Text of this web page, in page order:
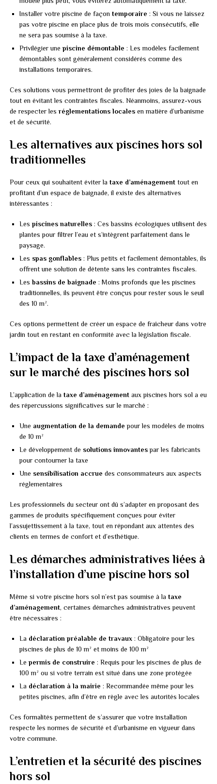
Installer votre piscine de façon temporaire : Si vous ne laissez
pas votre piscine en place plus de trois mois consécutifs, elle
ne sera pas soumise à la taxe.
Privilégier une piscine démontable : Les modèles facilement
démontables sont généralement considérés comme des
installations temporaires.
Ces solutions vous permettront de profiter des joies de la baignade
tout en évitant les contraintes fiscales. Néanmoins, assurez-vous
de respecter les réglementations locales en matière d’urbanisme
et de sécurité.
Les alternatives aux piscines hors sol
traditionnelles
Pour ceux qui souhaitent éviter la taxe d’aménagement tout en
profitant d’un espace de baignade, il existe des alternatives
intéressantes :
Les piscines naturelles : Ces bassins écologiques utilisent des
plantes pour filtrer l’eau et s’intègrent parfaitement dans le
paysage.
Les spas gonflables : Plus petits et facilement démontables, ils
offrent une solution de détente sans les contraintes fiscales.
Lesbassins de baignade : Moins profonds que les piscines
traditionnelles, ils peuvent être conçus pour rester sous le seuil
des 10 m².
Ces options permettent de créer un espace de fraîcheur dans votre
jardin tout en restant en conformité avec la législation fiscale.
L’impact de la taxe d’aménagement
sur le marché des piscines hors sol
L’application de la taxe d’aménagement aux piscines hors sol a eu
des répercussions significatives sur le marché :
Une augmentation de la demande pour les modèles de moins
de 10 m²
Le développement de solutions innovantespar les fabricants
pour contourner la taxe
Une sensibilisation accrue des consommateurs aux aspects
réglementaires
Les professionnels du secteur ont dû s’adapter en proposant des
gammes de produits spécifiquement conçues pour éviter
l’assujettissement à la taxe, tout en répondant aux attentes des
clients en termes de confort et d’esthétique.
Les démarches administratives liées à
l’installation d’une piscine hors sol
Même si votre piscine hors sol n’est pas soumise à la taxe
d’aménagement, certaines démarches administratives peuvent
être nécessaires :
La déclaration préalable de travaux : Obligatoire pour les
piscines de plus de 10 m² et moins de 100 m²
Le permis de construire : Requis pour les piscines de plus de
100 m² ou si votre terrain est situé dans une zone protégée
La déclaration à la mairie : Recommandée même pour les
petites piscines, afin d’être en règle avec les autorités locales
Ces formalités permettent de s’assurer que votre installation
respecte les normes de sécurité et d’urbanisme en vigueur dans
votre commune.
L’entretien et la sécurité des piscines
hors sol